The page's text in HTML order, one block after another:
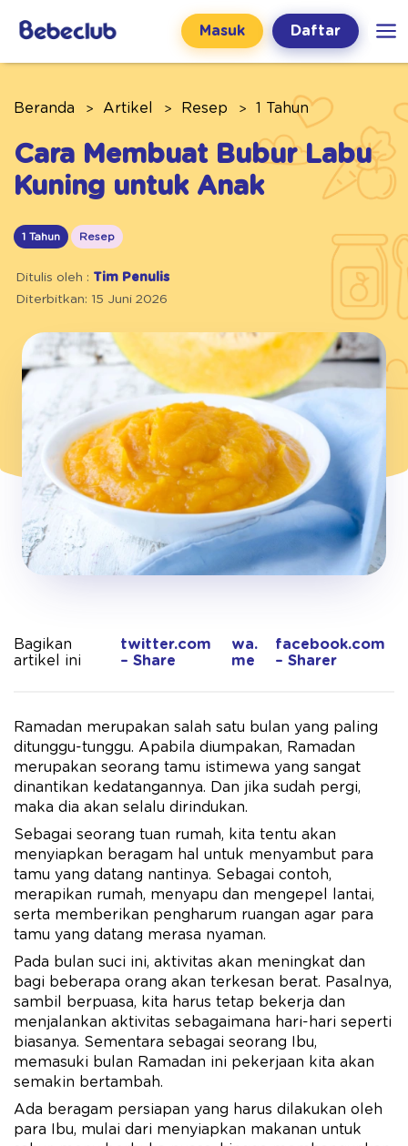
Masuk Daftar
Beranda Artikel Resep 1 Tahun
Cara Membuat Bubur Labu
Kuning untuk Anak
1 Tahun Resep
Ditulis oleh : Tim Penulis
Diterbitkan: 15 Juni 2026
Bagikan
artikel ini
twitter.com
– Share
wa.
me
facebook.com
– Sharer
Ramadan merupakan salah satu bulan yang paling
ditunggu-tunggu. Apabila diumpakan, Ramadan
merupakan seorang tamu istimewa yang sangat
dinantikan kedatangannya. Dan jika sudah pergi,
maka dia akan selalu dirindukan.
Sebagai seorang tuan rumah, kita tentu akan
menyiapkan beragam hal untuk menyambut para
tamu yang datang nantinya. Sebagai contoh,
merapikan rumah, menyapu dan mengepel lantai,
serta memberikan pengharum ruangan agar para
tamu yang datang merasa nyaman.
Pada bulan suci ini, aktivitas akan meningkat dan
bagi beberapa orang akan terkesan berat. Pasalnya,
sambil berpuasa, kita harus tetap bekerja dan
menjalankan aktivitas sebagaimana hari-hari seperti
biasanya. Sementara sebagai seorang Ibu,
memasuki bulan Ramadan ini pekerjaan kita akan
semakin bertambah.
Ada beragam persiapan yang harus dilakukan oleh
para Ibu, mulai dari menyiapkan makanan untuk